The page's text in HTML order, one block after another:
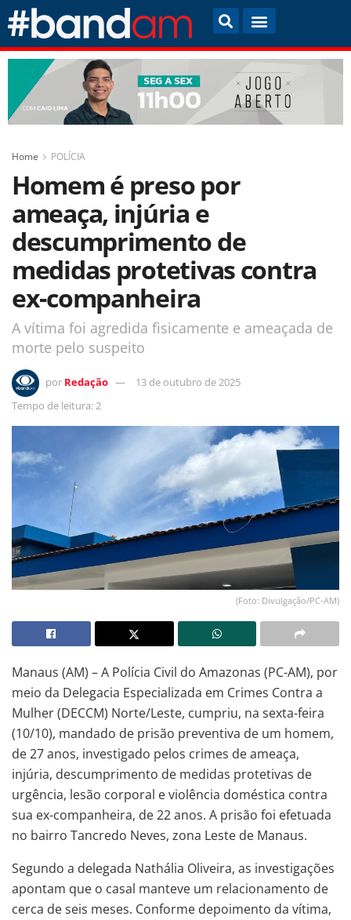
Home POLÍCIA
Homem é preso por
ameaça, injúria e
descumprimento de
medidas protetivas contra
ex-companheira
A vítima foi agredida fisicamente e ameaçada de
morte pelo suspeito
por Redação
13 de outubro de 2025
Tempo de leitura: 2
(Foto: Divulgação/PC-AM)
Manaus (AM) – A Polícia Civil do Amazonas (PC-AM), por
meio da Delegacia Especializada em Crimes Contra a
Mulher (DECCM) Norte/Leste, cumpriu, na sexta-feira
(10/10), mandado de prisão preventiva de um homem,
de 27 anos, investigado pelos crimes de ameaça,
injúria, descumprimento de medidas protetivas de
urgência, lesão corporal e violência doméstica contra
sua ex-companheira, de 22 anos. A prisão foi efetuada
no bairro Tancredo Neves, zona Leste de Manaus.
Segundo a delegada Nathália Oliveira, as investigações
apontam que o casal manteve um relacionamento de
cerca de seis meses. Conforme depoimento da vítima,